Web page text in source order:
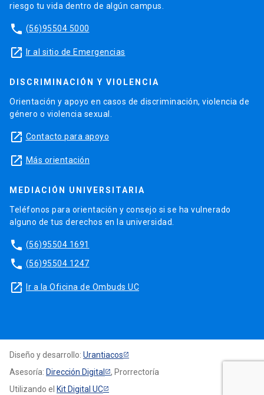
riesgo tu vida dentro de algún campus.
phone (56)95504 5000
launch Ir al sitio de Emergencias
DISCRIMINACIÓN Y VIOLENCIA
Orientación y apoyo en casos de discriminación, violencia de
género o violencia sexual.
launch Contacto para apoyo
launch Más orientación
MEDIACIÓN UNIVERSITARIA
Teléfonos para orientación y consejo si se ha vulnerado
alguno de tus derechos en la universidad.
phone (56)95504 1691
phone (56)95504 1247
launch Ir a la Oficina de Ombuds UC
Diseño y desarrollo: Urantiacos
Asesoría: Dirección Digital
, Prorrectoría
Utilizando el Kit Digital UC